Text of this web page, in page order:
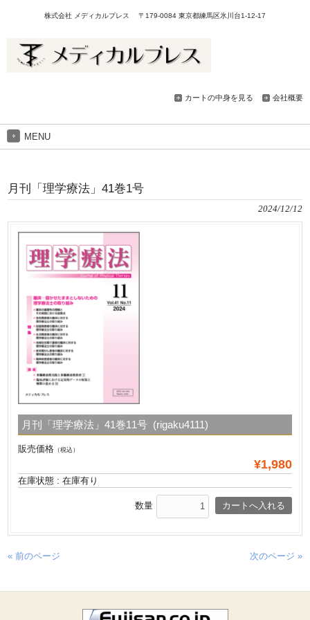
株式会社 メディカルプレス 〒179-0084 東京都練馬区氷川台1-12-17
カートの中身を見る 会社概要
MENU
月刊「理学療法」41巻1号
2024/12/12
月刊「理学療法」41巻11号 (rigaku4111)
販売価格 （税込）
¥1,980
在庫状態 : 在庫有り
数量
« 前のページ 次のページ »